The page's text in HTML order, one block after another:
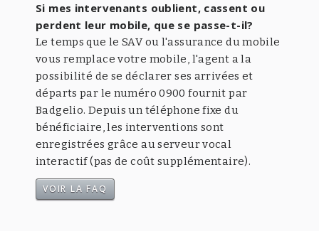
Si mes intervenants oublient, cassent ou
perdent leur mobile, que se passe-t-il?
Le temps que le SAV ou l'assurance du mobile
vous remplace votre mobile, l'agent a la
possibilité de se déclarer ses arrivées et
départs par le numéro 0900 fournit par
Badgelio. Depuis un téléphone fixe du
bénéficiaire, les interventions sont
enregistrées grâce au serveur vocal
interactif (pas de coût supplémentaire).
VOIR LA FAQ